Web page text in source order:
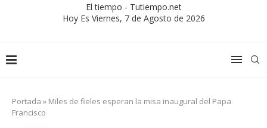
El tiempo - Tutiempo.net
Hoy Es Viernes, 7 de Agosto de 2026
Portada » Miles de fieles esperan la misa inaugural del Papa
Francisco